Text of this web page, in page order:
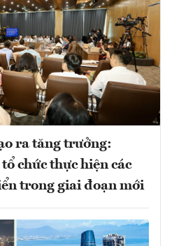
ra tăng trưởng:
chức thực hiện các
trong giai đoạn mới